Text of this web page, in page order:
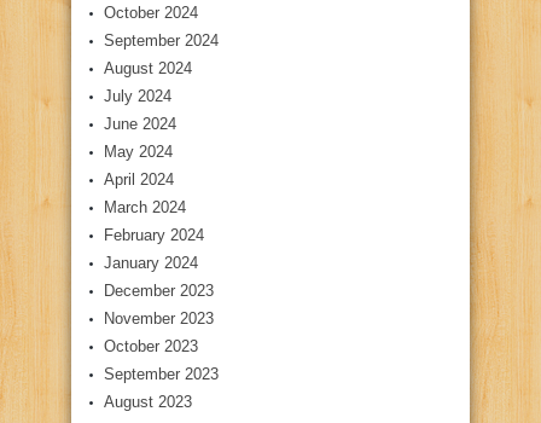
October 2024
September 2024
August 2024
July 2024
June 2024
May 2024
April 2024
March 2024
February 2024
January 2024
December 2023
November 2023
October 2023
September 2023
August 2023